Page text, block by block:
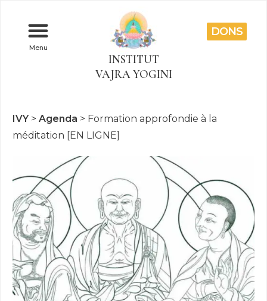
Menu
INSTITUT
VAJRA YOGINI
DONS
IVY> Agenda > Formation approfondie à la
méditation [EN LIGNE]